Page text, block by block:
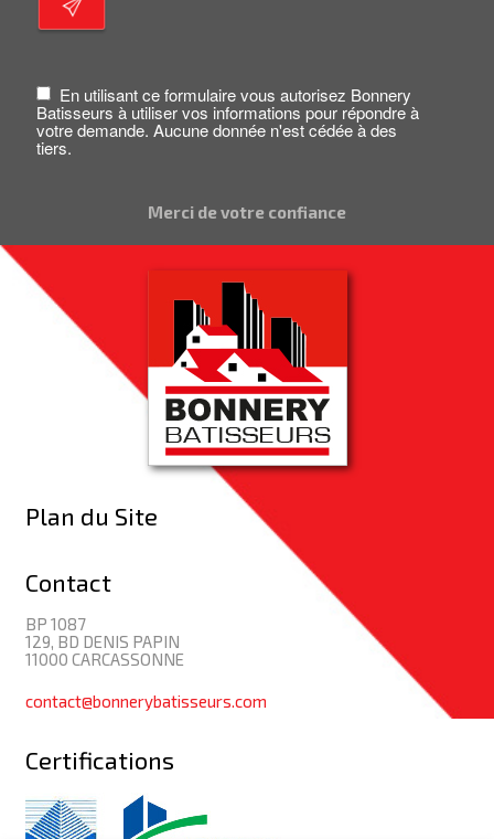
En utilisant ce formulaire vous autorisez Bonnery
Batisseurs à utiliser vos informations pour répondre à
votre demande. Aucune donnée n'est cédée à des
tiers.
Merci de votre confiance
Plan du Site
Contact
BP 1087
129, BD DENIS PAPIN
11000 CARCASSONNE
contact@bonnerybatisseurs.com
Certifications